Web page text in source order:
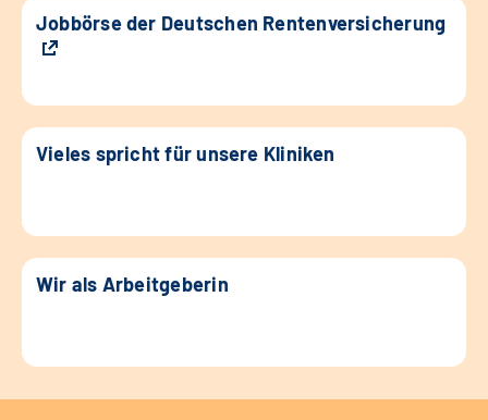
Jobbörse der Deutschen Rentenversicherung
Vieles spricht für unsere Kliniken
Wir als Arbeitgeberin